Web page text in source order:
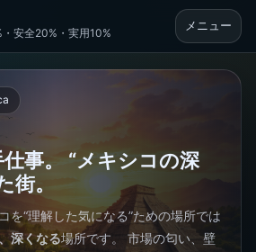
安全20%・実用10%
メニュー
事。 “メキシコの深
街。
を“理解した気になる”ための場所では
深くなる場所です。 市場の匂い、壁